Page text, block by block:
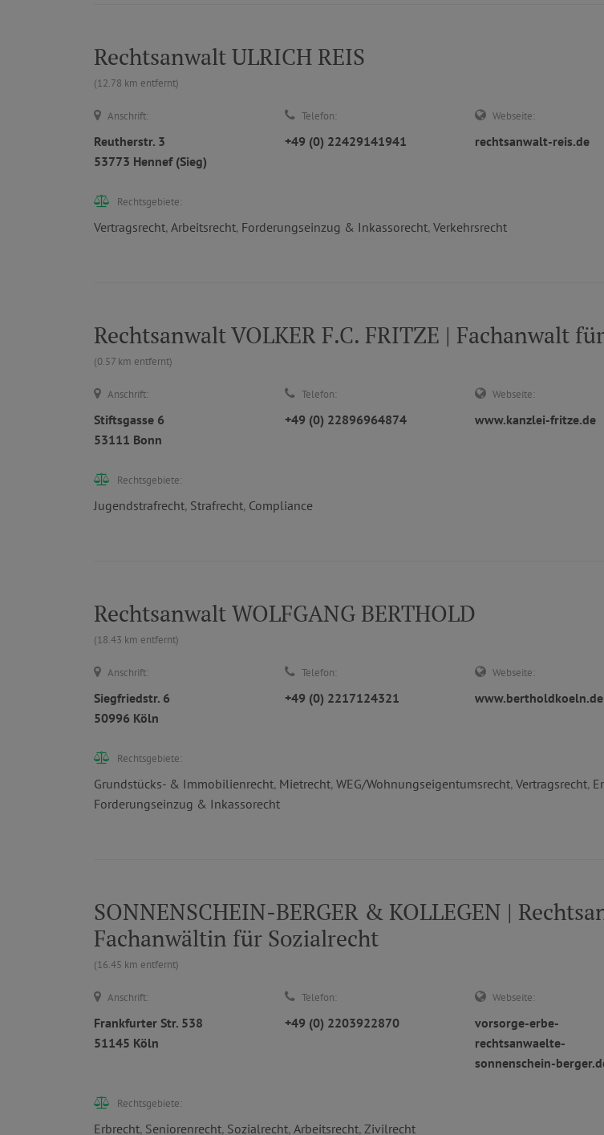
Rechtsanwalt ULRICH REIS
(12.78 km entfernt)
Anschrift:
Reutherstr. 3
53773 Hennef (Sieg)
Telefon:
+49 (0) 22429141941
Webseite:
rechtsanwalt-reis.de
Rechtsgebiete:
Vertragsrecht, Arbeitsrecht, Forderungseinzug & Inkassorecht, Verkehrsrecht
Rechtsanwalt VOLKER F.C. FRITZE | Fachanwalt
(0.57 km entfernt)
Anschrift:
Stiftsgasse 6
53111 Bonn
Telefon:
+49 (0) 22896964874
Webseite:
www.kanzlei-fritze.de
Rechtsgebiete:
Jugendstrafrecht, Strafrecht, Compliance
Rechtsanwalt WOLFGANG BERTHOLD
(18.43 km entfernt)
Anschrift:
Siegfriedstr. 6
50996 Köln
Telefon:
+49 (0) 2217124321
Webseite:
www.bertholdkoeln.de
Rechtsgebiete:
Grundstücks- & Immobilienrecht, Mietrecht, WEG/Wohnungseigentumsrecht, Vertragsrecht,
Forderungseinzug & Inkassorecht
SONNENSCHEIN-BERGER & KOLLEGEN |
Fachanwältin für Sozialrecht
(16.45 km entfernt)
Anschrift:
Frankfurter Str. 538
51145 Köln
Telefon:
+49 (0) 2203922870
Webseite:
vorsorge-erbe-
rechtsanwaelte-
sonnenschein-
Rechtsgebiete:
Erbrecht, Seniorenrecht, Sozialrecht, Arbeitsrecht, Zivilrecht